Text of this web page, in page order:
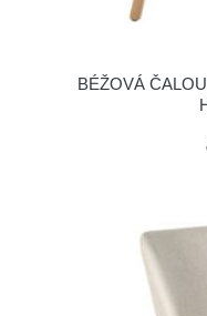
BÉŽOVÁ